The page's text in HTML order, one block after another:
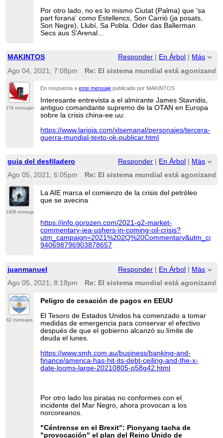
Por otro lado, no es lo mismo Ciutat (Palma) que 'sa
part forana' como Estellencs, Son Carrió (ja posats,
Son Negre), Llubí, Sa Pobla. Oder das Ballerman
Secs aus S'Arenal...
MAKINTOS Responder En Árbol
Más
Ago 04, 2021; 7:08pm
Re: El sistema mundial está
174 mensajes
En respuesta aeste mensaje publicado por MAKINTOS
Interesante entrevista a el almirante James Stavridis,
antiguo comandante supremo de la OTAN en Europa
sobre la crisis china-ee.uu:
https://www.larioja.com/xlsemanal/personajes/tercera-
guerra-mundial-texto-ok-publicar.html
guia del desfiladero Responder En Árbol
Más
Ago 05, 2021; 6:05pm
Re: El sistema mundial está
1409 mensajes
La AIE marca el comienzo de la crisis del petróleo
que se avecina
https://info.gorozen.com/2021-q2-market-
commentary-iea-ushers-in-coming-oil-crisis?
940698796903878657
juanmanuel Responder En Árbol
Más
Ago 05, 2021; 8:18pm
Re: El sistema mundial está
62 mensajes
Peligro de cesación de pagos en EEUU
El Tesoro de Estados Unidos ha comenzado a tomar
medidas de emergencia para conservar el efectivo
después de que el gobierno alcanzó su límite de
deuda el lunes.
https://www.smh.com.au/business/banking-and-
finance/america-has-hit-its-debt-ceiling-and-the-x-
date-looms-large-20210805-p58g42.html
Por otro lado los piratas no conformes con el
incidente del Mar Negro, ahora provocan a los
norcoreanos.
"Céntrense en el Brexit": Pionyang tacha de
"provocación" el plan del Reino Unido de